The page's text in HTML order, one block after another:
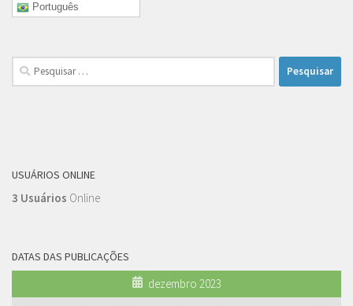
Português
Pesquisar
por:
USUÁRIOS ONLINE
3 Usuários Online
DATAS DAS PUBLICAÇÕES
dezembro 2023